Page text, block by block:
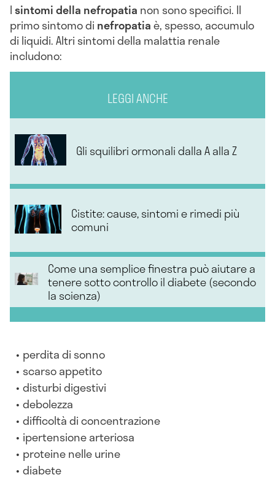
Isintomi della nefropatia non sono specifici. Il
primo sintomo di nefropatiaè, spesso, accumulo
di liquidi. Altri sintomi della malattia renale
includono:
LEGGI ANCHE
Gli squilibri ormonali dalla A alla Z
Cistite: cause, sintomi e rimedi più
comuni
Come una semplice finestra può aiutare a
tenere sotto controllo il diabete (secondo
la scienza)
perdita di sonno
scarso appetito
disturbi digestivi
debolezza
difficoltà di concentrazione
ipertensione arteriosa
proteine nelle urine
diabete